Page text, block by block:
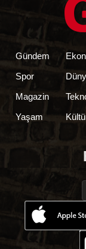
Gündem
Spor
Magazin
Yaşam